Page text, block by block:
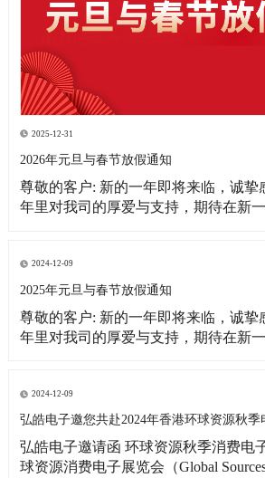
2025-12-31
2026年元旦与春节放假通知
尊敬的客户: 新的一年即将来临，诚挚感谢贵司在过去一
年里对我司的厚爱与支持，期待在新
单需求，提前做好春节期间物料准备
相关事宜通知如下: 1、元旦放假
2024-12-09
2025年元旦与春节放假通知
尊敬的客户: 新的一年即将来临，诚挚
年里对我司的厚爱与支持，期待在新
求，提前做好春节期间物料准备工作
事宜通知如下: 1、元旦放假时间：2025
2024-12-09
弘皓电子邀您共赴2024年香港环球资源秋季
弘皓电子邀请函 环球资源秋季消费电子
球资源消费电子展览会（Global